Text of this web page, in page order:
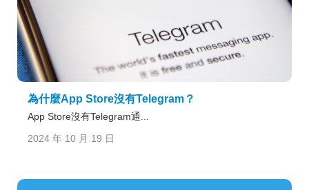
為什麼App Store沒有Telegram？
App Store沒有Telegram通...
2024 年 10 月 19 日